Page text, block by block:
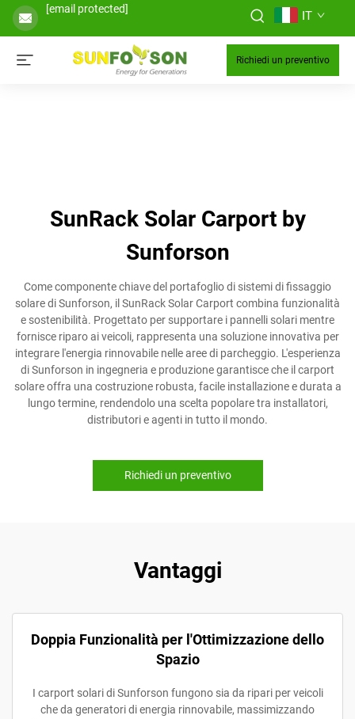
[email protected] IT
Richiedi un preventivo
SunRack Solar Carport by
Sunforson
Come componente chiave del portafoglio di sistemi di fissaggio
solare di Sunforson, il SunRack Solar Carport combina funzionalità
e sostenibilità. Progettato per supportare i pannelli solari mentre
fornisce riparo ai veicoli, rappresenta una soluzione innovativa per
integrare l'energia rinnovabile nelle aree di parcheggio. L'esperienza
di Sunforson in ingegneria e produzione garantisce che il carport
solare offra una costruzione robusta, facile installazione e durata a
lungo termine, rendendolo una scelta popolare tra installatori,
distributori e agenti in tutto il mondo.
Richiedi un preventivo
Vantaggi
Doppia Funzionalità per l'Ottimizzazione dello
Spazio
I carport solari di Sunforson fungono sia da ripari per veicoli
che da generatori di energia rinnovabile, massimizzando